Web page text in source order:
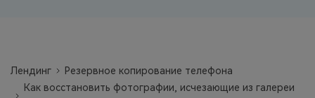
НОВИНКА
Переносите музыкальные
Лендинг
Резервное копирование телефона
Как восстановить фотографии, исчезающие из галереи